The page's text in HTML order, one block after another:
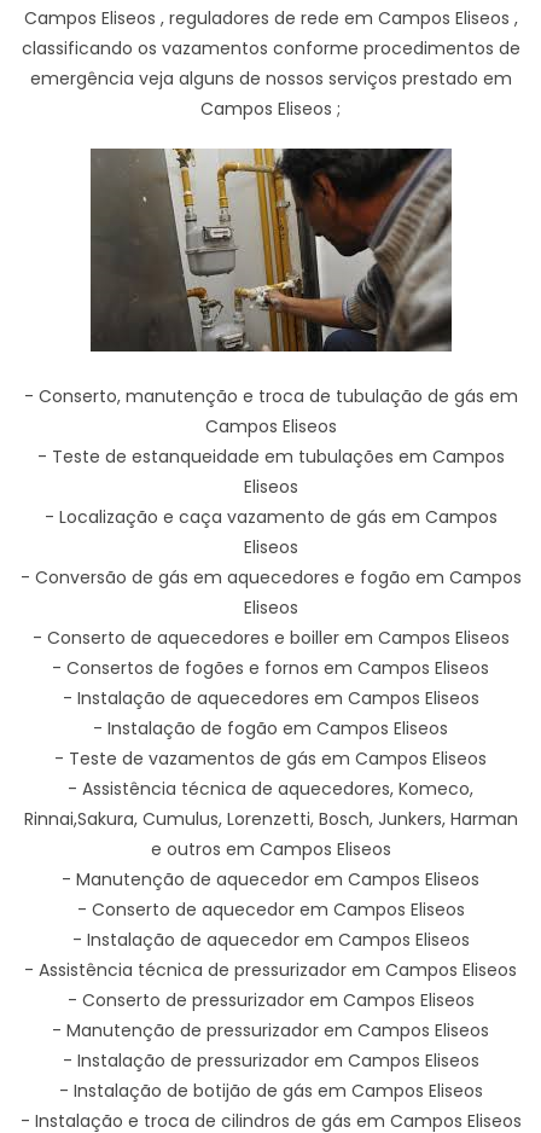
Campos Eliseos , reguladores de rede em Campos Eliseos ,
classificando os vazamentos conforme procedimentos de
emergência veja alguns de nossos serviços prestado em
Campos Eliseos ;
- Conserto, manutenção e troca de tubulação de gás em
Campos Eliseos
- Teste de estanqueidade em tubulações em Campos
Eliseos
- Localização e caça vazamento de gás em Campos
Eliseos
- Conversão de gás em aquecedores e fogão em Campos
Eliseos
- Conserto de aquecedores e boiller em Campos Eliseos
- Consertos de fogões e fornos em Campos Eliseos
- Instalação de aquecedores em Campos Eliseos
- Instalação de fogão em Campos Eliseos
- Teste de vazamentos de gás em Campos Eliseos
- Assistência técnica de aquecedores, Komeco,
Rinnai,Sakura, Cumulus, Lorenzetti, Bosch, Junkers, Harman
e outros em Campos Eliseos
- Manutenção de aquecedor em Campos Eliseos
- Conserto de aquecedor em Campos Eliseos
- Instalação de aquecedor em Campos Eliseos
- Assistência técnica de pressurizador em Campos Eliseos
- Conserto de pressurizador em Campos Eliseos
- Manutenção de pressurizador em Campos Eliseos
- Instalação de pressurizador em Campos Eliseos
- Instalação de botijão de gás em Campos Eliseos
- Instalação e troca de cilindros de gás em Campos Eliseos